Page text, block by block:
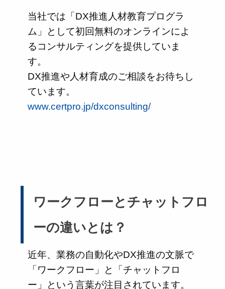
当社では「DX推進人材教育プログラ
ム」として初回無料のオンラインによ
るコンサルティングを提供していま
す。
DX推進や人材育成のご相談をお待ちし
ています。
www.certpro.jp/dxconsulting/
ワークフローとチャットフロ
ーの違いとは？
近年、業務の自動化やDX推進の文脈で
「ワークフロー」と「チャットフロ
ー」という言葉が注目されています。